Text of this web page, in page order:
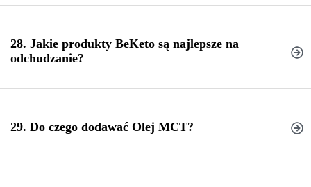
28. Jakie produkty BeKeto są najlepsze na
odchudzanie?
29. Do czego dodawać Olej MCT?